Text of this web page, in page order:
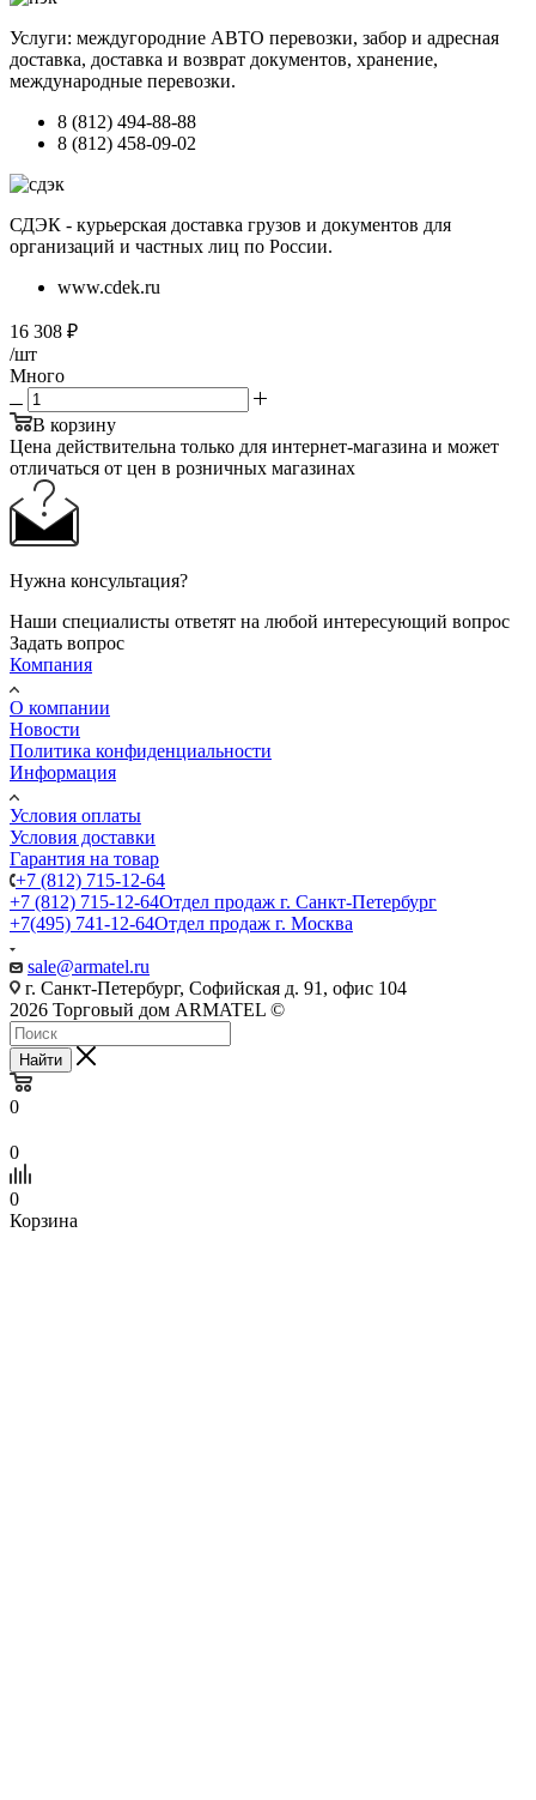
Услуги: междугородние АВТО перевозки, забор и адресная
доставка, доставка и возврат документов, хранение,
международные перевозки.
8 (812) 494-88-88
8 (812) 458-09-02
СДЭК - курьерская доставка грузов и документов для
организаций и частных лиц по России.
www.cdek.ru
16 308 ₽
/шт
Много
В корзину
Цена действительна только для интернет-магазина и может
отличаться от цен в розничных магазинах
Нужна консультация?
Наши специалисты ответят на любой интересующий вопрос
Задать вопрос
Компания
О компании
Новости
Политика конфиденциальности
Информация
Условия оплаты
Условия доставки
Гарантия на товар
+7 (812) 715-12-64
+7 (812) 715-12-64Отдел продаж г. Санкт-Петербург
+7(495) 741-12-64Отдел продаж г. Москва
sale@armatel.ru
г. Санкт-Петербург, Софийская д. 91, офис 104
2026 Торговый дом ARMATEL ©
Найти
0
0
0
Корзина